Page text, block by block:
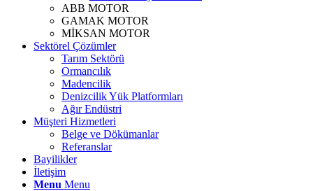
ABB MOTOR
GAMAK MOTOR
MİKSAN MOTOR
Sektörel Çözümler
Tarım Sektörü
Ormancılık
Madencilik
Denizcilik Yük Platformları
Ağır Endüstri
Müşteri Hizmetleri
Belge ve Dökümanlar
Referanslar
Bayilikler
İletişim
Menu Menu